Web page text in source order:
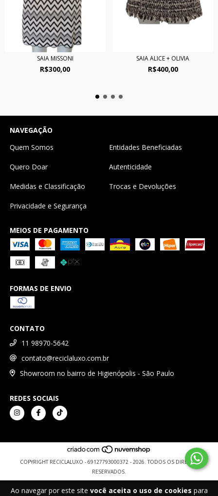
Ao navegar por este site você aceita o uso de cookies para
SAIA MISSONI
R$300,00
SAIA ALICE + OLIVIA
R$400,00
NAVEGAÇÃO
Quem Somos
Entidades Beneficiadas
Quero Doar Autenticidade
Medidas e Classificação Trocas e Devoluções
Privacidade e Segurança
MEIOS DE PAGAMENTO
FORMAS DE ENVIO
CONTATO
11 98970-5642
contato@reciclaluxo.com.br
Showroom no bairro de Higienópolis - São Paulo
REDES SOCIAIS
COPYRIGHT RECICLALUXO - 69127793000372 - 2026. TODOS OS DIREITOS
RESERVADOS.